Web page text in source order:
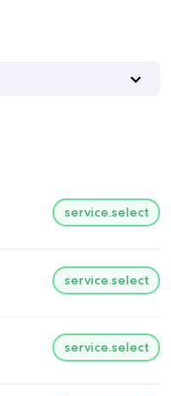
service.select
service.select
service.select